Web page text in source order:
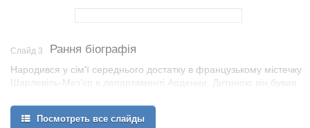
Слайд 3 Рання біографія
Народився у сім'ї середнього достатку в французькому містечку
Шарлевіль-Мез'єр в департаменті Арденни. Дитиною він бував
вигравав у чисельних конкурсах, і навіть міг складати сам вірші
латиною.Посмотреть все слайды